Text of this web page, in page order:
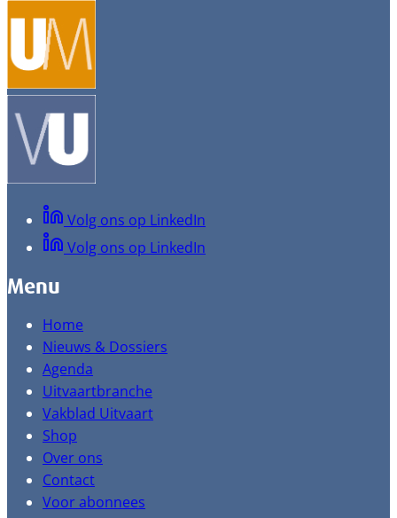
Volg ons op LinkedIn
Volg ons op LinkedIn
Menu
Home
Nieuws & Dossiers
Agenda
Uitvaartbranche
Vakblad Uitvaart
Shop
Over ons
Contact
Voor abonnees